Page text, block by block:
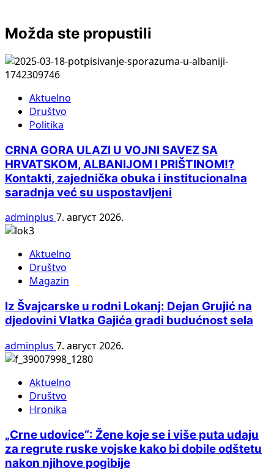
Možda ste propustili
Aktuelno
Društvo
Politika
CRNA GORA ULAZI U VOJNI SAVEZ SA
HRVATSKOM, ALBANIJOM I PRIŠTINOM!?
Kontakti, zajednička obuka i institucionalna
saradnja već su uspostavljeni
adminplus 7. август 2026.
Aktuelno
Društvo
Magazin
Iz Švajcarske u rodni Lokanj: Dejan Grujić na
djedovini Vlatka Gajića gradi budućnost sela
adminplus 7. август 2026.
Aktuelno
Društvo
Hronika
„Crne udovice“: Žene koje se i više puta udaju
za regrute ruske vojske kako bi dobile odštetu
nakon njihove pogibije